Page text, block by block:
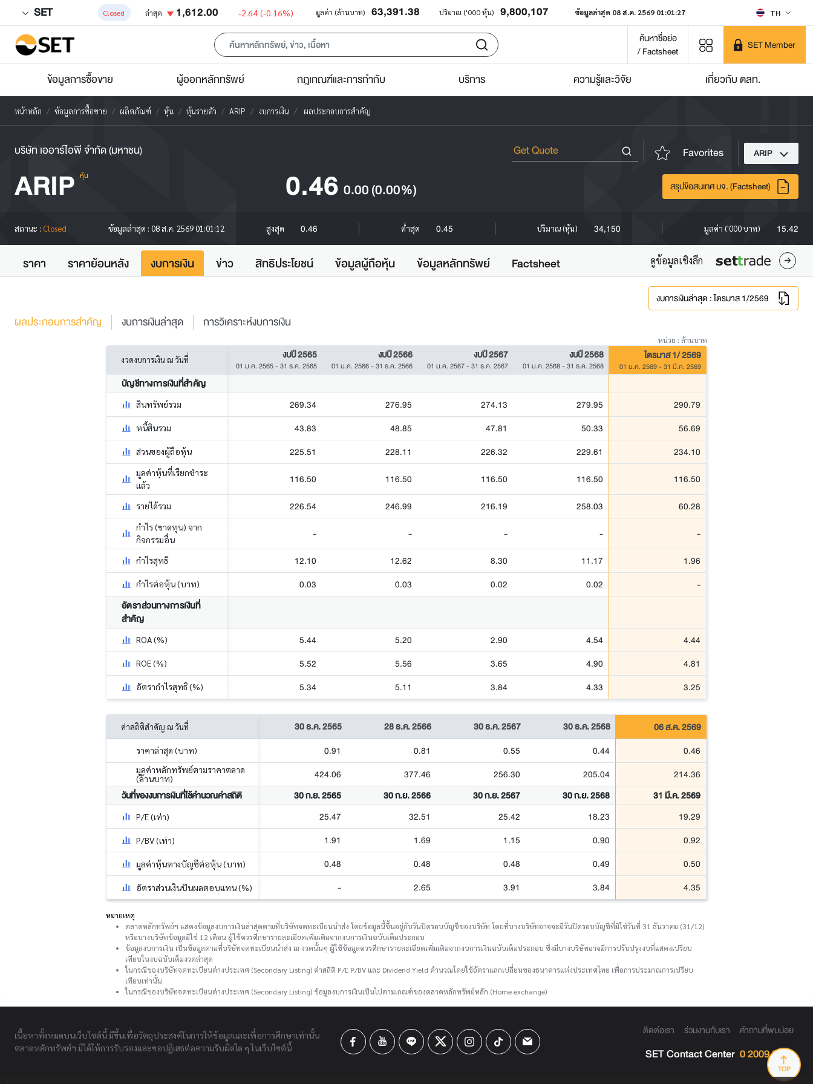
SET Closed ล่าสุด 1,612.00 -2.64 (-0.16%) มูลค่า (ล้านบาท) 63,391.38 ปริมาณ ('000 หุ้น) 9,800,107 ข้อมูลล่าสุด 08 ส.ค. 2569 01:01:27 TH
ค้นหาชื่อย่อ
/ Factsheet
SET Member
ข้อมูลการซื้อขาย ผู้ออกหลักทรัพย์ กฎเกณฑ์และการกำกับ บริการ ความรู้และวิจัย เกี่ยวกับ ตลท.
หน้าหลัก ข้อมูลการซื้อขาย ผลิตภัณฑ์ หุ้น หุ้นรายตัว ARIP งบการเงิน ผลประกอบการสำคัญ
บริษัท เออาร์ไอพี จำกัด (มหาชน) Favorites ARIP
ARIP หุ้น 0.46 0.00(0.00%) สรุปข้อสนเทศ บจ. (Factsheet)
สถานะ : Closed ข้อมูลล่าสุด : 08 ส.ค. 2569 01:01:12 สูงสุด 0.46 ต่ำสุด 0.45 ปริมาณ (หุ้น) 34,150 มูลค่า ('000 บาท) 15.42
ราคา ราคาย้อนหลัง งบการเงิน ข่าว สิทธิประโยชน์ ข้อมูลผู้ถือหุ้น ข้อมูลหลักทรัพย์ Factsheet ดูข้อมูลเชิงลึก
งบการเงินล่าสุด : ไตรมาส 1/2569
ผลประกอบการสำคัญ งบการเงินล่าสุด การวิเคราะห์งบการเงิน
หน่วย : ล้านบาท
งวดงบการเงิน ณ วันที่ งบปี 2565
01 ม.ค. 2565 - 31 ธ.ค. 2565
งบปี 2566
01 ม.ค. 2566 - 31 ธ.ค. 2566
งบปี 2567
01 ม.ค. 2567 - 31 ธ.ค. 2567
งบปี 2568
01 ม.ค. 2568 - 31 ธ.ค. 2568
ไตรมาส 1/ 2569
01 ม.ค. 2569 - 31 มี.ค. 2569
บัญชีทางการเงินที่สำคัญ
สินทรัพย์รวม 269.34 276.95 274.13 279.95 290.79
หนี้สินรวม 43.83 48.85 47.81 50.33 56.69
ส่วนของผู้ถือหุ้น 225.51 228.11 226.32 229.61 234.10
มูลค่าหุ้นที่เรียกชำระ
แล้ว
116.50 116.50 116.50 116.50 116.50
รายได้รวม 226.54 246.99 216.19 258.03 60.28
กำไร (ขาดทุน) จาก
กิจกรรมอื่น
- - - - -
กำไรสุทธิ 12.10 12.62 8.30 11.17 1.96
กำไรต่อหุ้น (บาท) 0.03 0.03 0.02 0.02
-
อัตราส่วนทางการเงินที่
สำคัญ
ROA (%) 5.44 5.20 2.90 4.54 4.44
ROE (%) 5.52 5.56 3.65 4.90 4.81
อัตรากำไรสุทธิ (%) 5.34 5.11 3.84 4.33 3.25
ค่าสถิติสำคัญ ณ วันที่ 30 ธ.ค. 2565 28 ธ.ค. 2566 30 ธ.ค. 2567 30 ธ.ค. 2568 06 ส.ค. 2569
ราคาล่าสุด (บาท) 0.91 0.81 0.55 0.44 0.46
มูลค่าหลักทรัพย์ตามราคาตลาด
(ล้านบาท)
424.06 377.46 256.30 205.04
214.36
วันที่ของงบการเงินที่ใช้คำนวณค่าสถิติ
30 ก.ย. 2565 30 ก.ย. 2566 30 ก.ย. 2567 30 ก.ย. 2568 31 มี.ค. 2569
P/E (เท่า) 25.47 32.51 25.42 18.23 19.29
P/BV (เท่า) 1.91 1.69 1.15 0.90 0.92
มูลค่าหุ้นทางบัญชีต่อหุ้น (บาท) 0.48 0.48 0.48 0.49 0.50
อัตราส่วนเงินปันผลตอบแทน (%) - 2.65 3.91 3.84 4.35
หมายเหตุ
ตลาดหลักทรัพย์ฯ แสดงข้อมูลงบการเงินล่าสุดตามที่บริษัทจดทะเบียนนำส่ง โดยข้อมูลนี้ขึ้นอยู่กับวันปิดรอบบัญชีของบริษัท โดยที่บางบริษัทอาจจะมีวันปิดรอบบัญชีที่มิใช่วันที่ 31 ธันวาคม (31/12)
หรือบางบริษัทข้อมูลมิใช่ 12 เดือน ผู้ใช้ควรศึกษารายละเอียดเพิ่มเติมจากงบการเงินฉบับเต็มประกอบ
ข้อมูลงบการเงิน เป็นข้อมูลตามที่บริษัทจดทะเบียนนำส่ง ณ งวดนั้นๆ ผู้ใช้ข้อมูลควรศึกษารายละเอียดเพิ่มเติมจากงบการเงินฉบับเต็มประกอบ ซึ่งมีบางบริษัทอาจมีการปรับปรุงงบที่แสดงเปรียบ
เทียบในงบฉบับเต็มงวดล่าสุด
ในกรณีของบริษัทจดทะเบียนต่างประเทศ (Secondary Listing) ค่าสถิติ P/E P/BV และ Dividend Yield คำนวณโดยใช้อัตราแลกเปลี่ยนของธนาคารแห่งประเทศไทย เพื่อการประมาณการเปรียบ
เทียบเท่านั้น
ในกรณีของบริษัทจดทะเบียนต่างประเทศ (Secondary Listing) ข้อมูลงบการเงินเป็นไปตามเกณฑ์ของตลาดหลักทรัพย์หลัก (Home exchange)
TOP
เนื้อหาทั้งหมดบนเว็บไซต์นี้ มีขึ้นเพื่อวัตถุประสงค์ในการให้ข้อมูลและเพื่อการศึกษาเท่านั้น
ตลาดหลักทรัพย์ฯ มิได้ให้การรับรองและขอปฏิเสธต่อความรับผิดใด ๆ ในเว็บไซต์นี้
ติดต่อเรา ร่วมงานกับเรา คำถามที่พบบ่อย
SET Contact Center 0 2009 9999